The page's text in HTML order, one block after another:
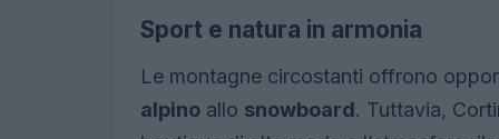
Sport e natura in armonia
Le montagne circostanti offrono
alpino allo snowboard. Tuttavia,